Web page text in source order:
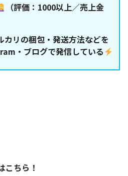
（評価：1000以上／売上金
カリの梱包・発送方法などを
・ブログで発信している
ちら！